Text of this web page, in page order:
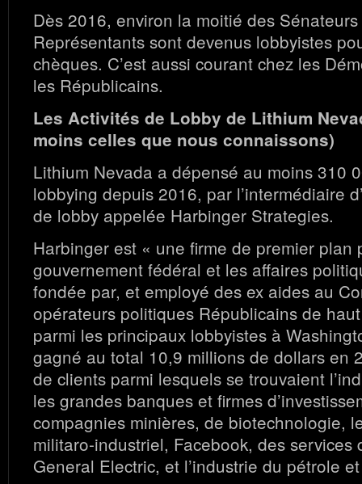
Dès 2016, environ la moitié des
Représentants sont devenus lobbyistes
chèques. C’est aussi courant chez les
les Républicains.
Les Activités de Lobby de Lithium
moins celles que nous connaissons)
Lithium Nevada a dépensé au moins 310
lobbying depuis 2016, par l’intermédiaire
de lobby appelée Harbinger Strategies.
Harbinger est « une firme de premier plan
gouvernement fédéral et les affaires
fondée par, et employé des ex aides au
opérateurs politiques Républicains de
parmi les principaux lobbyistes à
gagné au total 10,9 millions de dollars en
de clients parmi lesquels se trouvaient
les grandes banques et firmes
compagnies minières, de biotechnologie,
militaro-industriel, Facebook, des services
General Electric, et l’industrie du pétrole